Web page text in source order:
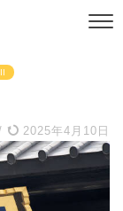
2025年4月10日